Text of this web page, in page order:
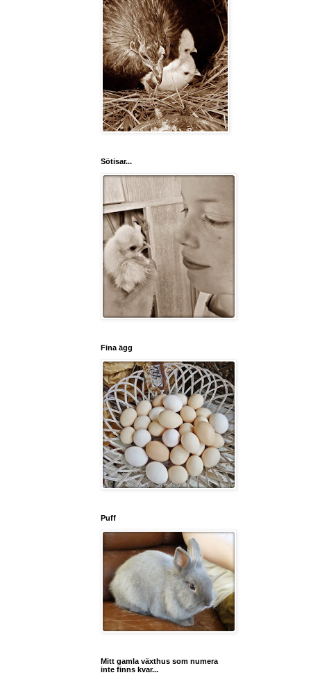
Sötisar...
Fina ägg
Puff
Mitt gamla växthus som numera
inte finns kvar...